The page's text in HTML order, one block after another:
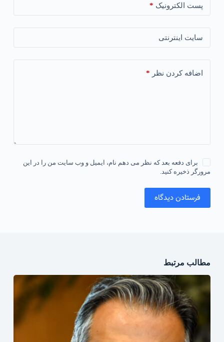
پست الکترونیک *
سایت اینترنتی
اضافه کردن نظر *
برای دفعه بعد که نظر می دهم نام، ایمیل و وب سایت من را در این
مرورگر ذخیره کنید.
فرستادن دیدگاه
مطالب مرتبط